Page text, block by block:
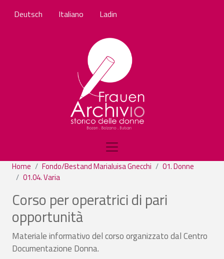
Deutsch Italiano Ladin
Home Fondo/Bestand Marialuisa Gnecchi
01. Donne
01.04. Varia
Corso per operatrici di pari
opportunità
Materiale informativo del corso organizzato dal Centro
Documentazione Donna.